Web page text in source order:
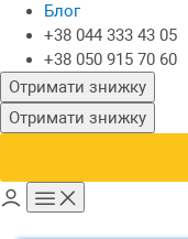
Блог
+38 044 333 43 05
+38 050 915 70 60
Отримати знижку
Отримати знижку